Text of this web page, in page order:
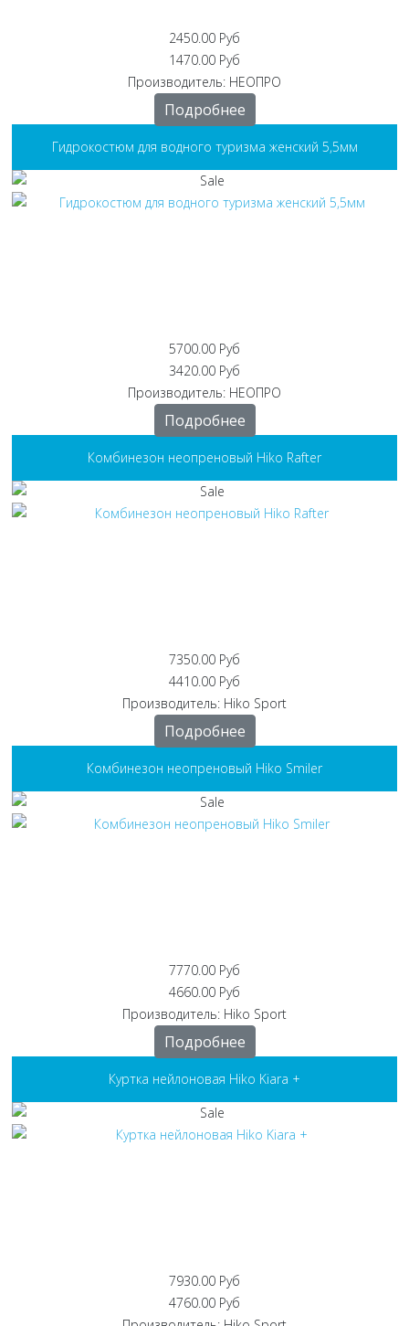
2450.00 Руб
1470.00 Руб
Производитель: НЕОПРО
Подробнее
Гидрокостюм для водного туризма женский 5,5мм
5700.00 Руб
3420.00 Руб
Производитель: НЕОПРО
Подробнее
Комбинезон неопреновый Hiko Rafter
7350.00 Руб
4410.00 Руб
Производитель: Hiko Sport
Подробнее
Комбинезон неопреновый Hiko Smiler
7770.00 Руб
4660.00 Руб
Производитель: Hiko Sport
Подробнее
Куртка нейлоновая Hiko Kiara +
7930.00 Руб
4760.00 Руб